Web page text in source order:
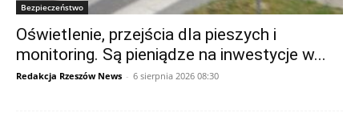
Bezpieczeństwo
Oświetlenie, przejścia dla pieszych i
monitoring. Są pieniądze na inwestycje w...
Redakcja Rzeszów News - 6 sierpnia 2026 08:30